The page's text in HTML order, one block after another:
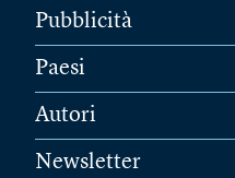
Pubblicità
Paesi
Autori
Newsletter